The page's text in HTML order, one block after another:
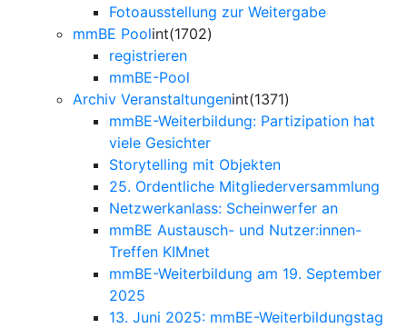
Fotoausstellung zur Weitergabe
mmBE Poolint(1702)
registrieren
mmBE-Pool
Archiv Veranstaltungenint(1371)
mmBE-Weiterbildung: Partizipation hat
viele Gesichter
Storytelling mit Objekten
25. Ordentliche Mitgliederversammlung
Netzwerkanlass: Scheinwerfer an
mmBE Austausch- und Nutzer:innen-
Treffen KIMnet
mmBE-Weiterbildung am 19. September
2025
13. Juni 2025: mmBE-Weiterbildungstag